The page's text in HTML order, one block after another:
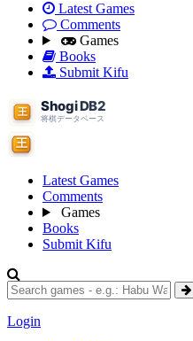
Latest Games
Comments
Games
Books
Submit Kifu
Latest Games
Comments
Games
Books
Submit Kifu
Login